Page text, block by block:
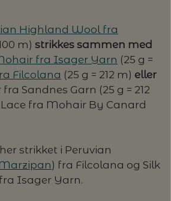
Highland Wool fra
m) strikkes sammen med
fra Isager Yarn (25 g =
Filcolana (25 g = 212 m) eller
Sandnes Garn (25 g = 212
fra Mohair By Canard
strikket i Peruvian
) fra Filcolana og Silk
Isager Yarn.